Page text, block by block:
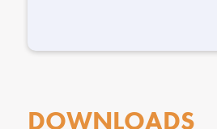
DOWNLOADS